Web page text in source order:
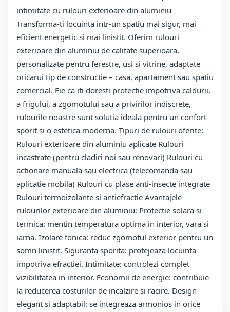
intimitate cu rulouri exterioare din aluminiu
Transforma-ti locuinta intr-un spatiu mai sigur, mai
eficient energetic si mai linistit. Oferim rulouri
exterioare din aluminiu de calitate superioara,
personalizate pentru ferestre, usi si vitrine, adaptate
oricarui tip de constructie – casa, apartament sau spatiu
comercial. Fie ca iti doresti protectie impotriva caldurii,
a frigului, a zgomotului sau a privirilor indiscrete,
rulourile noastre sunt solutia ideala pentru un confort
sporit si o estetica moderna. Tipuri de rulouri oferite:
Rulouri exterioare din aluminiu aplicate Rulouri
incastrate (pentru cladiri noi sau renovari) Rulouri cu
actionare manuala sau electrica (telecomanda sau
aplicatie mobila) Rulouri cu plase anti-insecte integrate
Rulouri termoizolante si antiefractie Avantajele
rulourilor exterioare din aluminiu: Protectie solara si
termica: mentin temperatura optima in interior, vara si
iarna. Izolare fonica: reduc zgomotul exterior pentru un
somn linistit. Siguranta sporita: protejeaza locuinta
impotriva efractiei. Intimitate: controlezi complet
vizibilitatea in interior. Economii de energie: contribuie
la reducerea costurilor de incalzire si racire. Design
elegant si adaptabil: se integreaza armonios in orice